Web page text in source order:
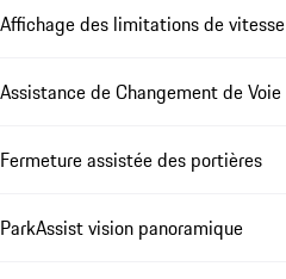
Affichage des limitations de vitesse
Assistance de Changement de Voie
Fermeture assistée des portières
ParkAssist vision panoramique